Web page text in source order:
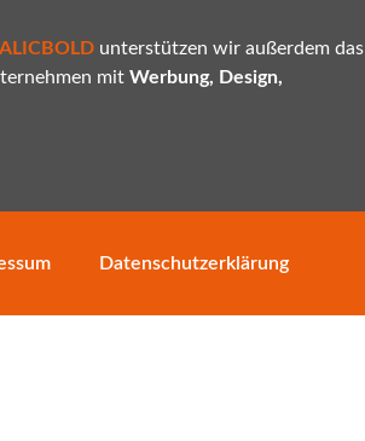
unterstützen wir außerdem das
mit Werbung, Design,
Datenschutzerklärung